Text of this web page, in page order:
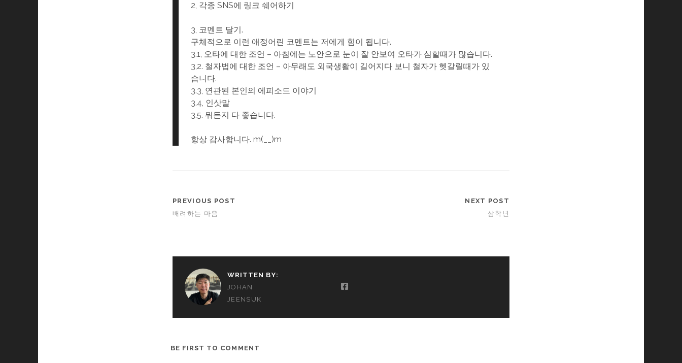
2, 각종 SNS에 링크 쉐어하기
3, 코멘트 달기.
구체적으로 이런 애정어린 코멘트는 저에게 힘이 됩니다.
3.1, 오타에 대한 조언 – 아침에는 노안으로 눈이 잘 안보여 오타가 심할때가 많습니다.
3,2. 철자법에 대한 조언 – 아무래도 외국생활이 길어지다 보니 철자가 헷갈릴때가 있
습니다.
3.3, 연관된 본인의 에피소드 이야기
3.4, 인삿말
3.5. 뭐든지 다 좋습니다.
항상 감사합니다. m(__)m
PREVIOUS POST
배려하는 마음
NEXT POST
삼학년
WRITTEN BY:
JOHAN
JEENSUK
BE FIRST TO COMMENT